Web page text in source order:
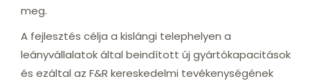
meg.
A fejlesztés célja a kislángi telephelyen a
leányvállalatok által beindított új gyártókapacitások
és ezáltal az F&R kereskedelmi tevékenységének